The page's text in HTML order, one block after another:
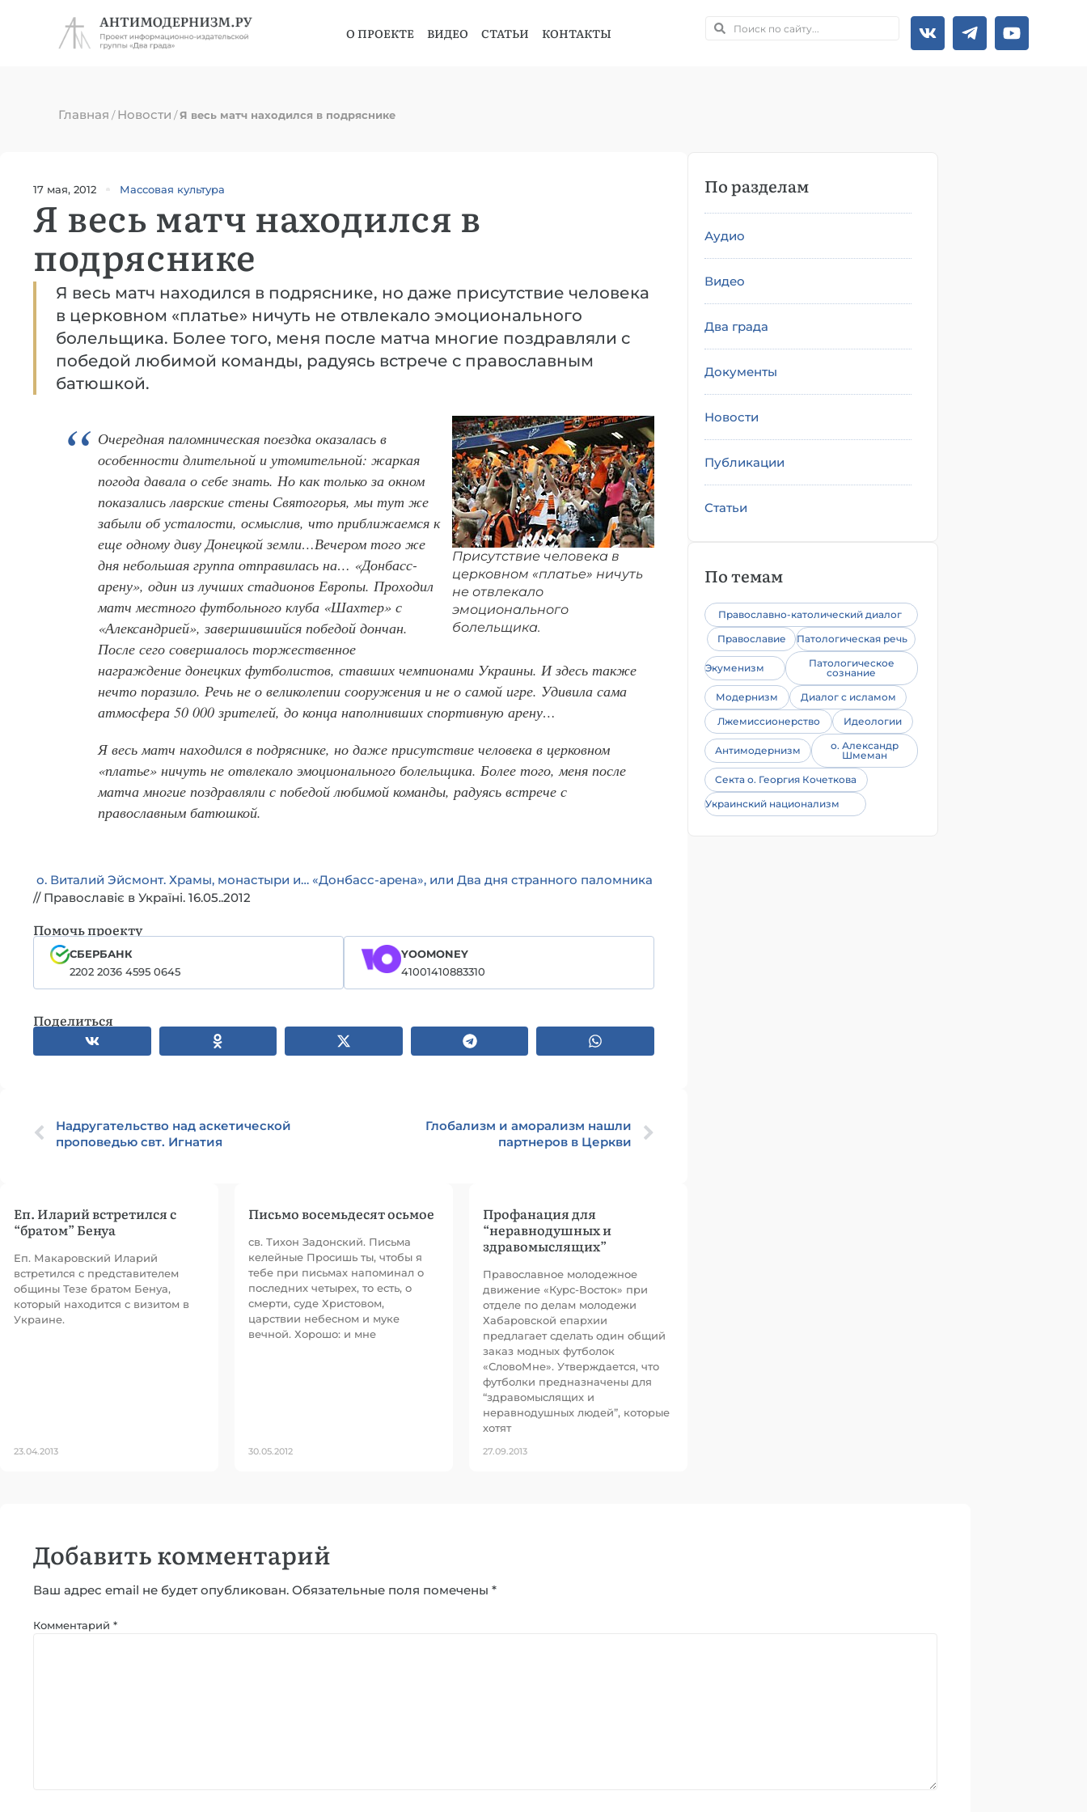
О ПРОЕКТЕ ВИДЕО СТАТЬИ КОНТАКТЫ
Главная /Новости /Я весь матч находился в подряснике
17 мая, 2012 Массовая культура
Я весь матч находился в
подряснике
Я весь матч находился в подряснике, но даже присутствие человека
в церковном «платье» ничуть не отвлекало эмоционального
болельщика. Более того, меня после матча многие поздравляли с
победой любимой команды, радуясь встрече с православным
батюшкой.
Присутствие человека в
церковном «платье» ничуть
не отвлекало
эмоционального
болельщика.
Очередная паломническая поездка оказалась в
особенности длительной и утомительной: жаркая
погода давала о себе знать. Но как только за окном
показались лаврские стены Святогорья, мы тут же
забыли об усталости, осмыслив, что приближаемся к
еще одному диву Донецкой земли…Вечером того же
дня небольшая группа отправилась на… «Донбасс-
арену», один из лучших стадионов Европы. Проходил
матч местного футбольного клуба «Шахтер» с
«Александрией», завершившийся победой дончан.
После сего совершалось торжественное
награждение донецких футболистов, ставших чемпионами Украины. И здесь также
нечто поразило. Речь не о великолепии сооружения и не о самой игре. Удивила сама
атмосфера 50 000 зрителей, до конца наполнивших спортивную арену…
Я весь матч находился в подряснике, но даже присутствие человека в церковном
«платье» ничуть не отвлекало эмоционального болельщика. Более того, меня после
матча многие поздравляли с победой любимой команды, радуясь встрече с
православным батюшкой.
о. Виталий Эйсмонт. Храмы, монастыри и… «Донбасс-арена», или Два дня странного паломника
// Православіє в Україні. 16.05..2012
Помочь проекту
СБЕРБАНК
2202 2036 4595 0645
YOOMONEY
41001410883310
Поделиться
Надругательство над аскетической
проповедью свт. Игнатия
Глобализм и аморализм нашли
партнеров в Церкви
Еп. Иларий встретился с
“братом” Бенуа
Еп. Макаровский Иларий
встретился с представителем
общины Тезе братом Бенуа,
который находится с визитом в
Украине.
23.04.2013
Письмо восемьдесят осьмое
св. Тихон Задонский. Письма
келейные Просишь ты, чтобы я
тебе при письмах напоминал о
последних четырех, то есть, о
смерти, суде Христовом,
царствии небесном и муке
вечной. Хорошо: и мне
30.05.2012
Профанация для
“неравнодушных и
здравомыслящих”
Православное молодежное
движение «Курс-Восток» при
отделе по делам молодежи
Хабаровской епархии
предлагает сделать один общий
заказ модных футболок
«СловоМне». Утверждается, что
футболки предназначены для
“здравомыслящих и
неравнодушных людей”, которые
хотят
27.09.2013
По разделам
Аудио
Видео
Два града
Документы
Новости
Публикации
Статьи
По темам
Православно-католический диалог
Православие
Патологическая речь
Экуменизм
Патологическое
сознание
Модернизм
Диалог с исламом
Лжемиссионерство
Идеологии
Антимодернизм
о. Александр
Шмеман
Секта о. Георгия Кочеткова
Украинский национализм
Добавить комментарий
Ваш адрес email не будет опубликован. Обязательные поля помечены *
Комментарий *